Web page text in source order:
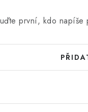
první, kdo napíše